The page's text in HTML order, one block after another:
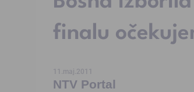
finalu
11.maj.2011
NTV Portal